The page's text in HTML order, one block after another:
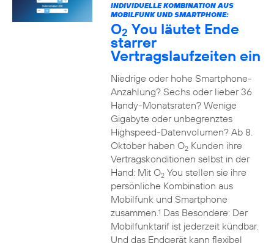
INDIVIDUELLE KOMBINATION AUS
MOBILFUNK UND SMARTPHONE:
O2 You läutet Ende
starrer
Vertragslaufzeiten ein
Niedrige oder hohe Smartphone-
Anzahlung? Sechs oder lieber 36
Handy-Monatsraten? Wenige
Gigabyte oder unbegrenztes
Highspeed-Datenvolumen? Ab 8.
Oktober haben O2Kunden ihre
Vertragskonditionen selbst in der
Hand: Mit O2You stellen sie ihre
persönliche Kombination aus
Mobilfunk und Smartphone
zusammen.1 Das Besondere: Der
Mobilfunktarif ist jederzeit kündbar.
Und das Endgerät kann flexibel